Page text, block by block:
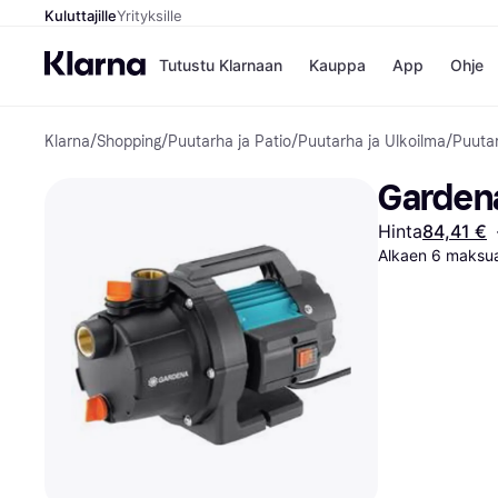
KuluttajilleYrityksille
Tutustu Klarnaan Kauppa
Kaupat
Gigantti
H&M
Peten
Wolt
App Ohje
Klarna/Shopping/Puutarha ja Patio/Puutarha ja Ulkoilma/
Hinta84,41 € ·
Alkaen 6